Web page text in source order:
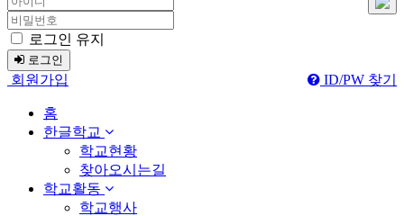
로그인 유지
로그인
회원가입 ID/PW 찾기
홈
한글학교
학교현황
찾아오시는길
학교활동
학교행사